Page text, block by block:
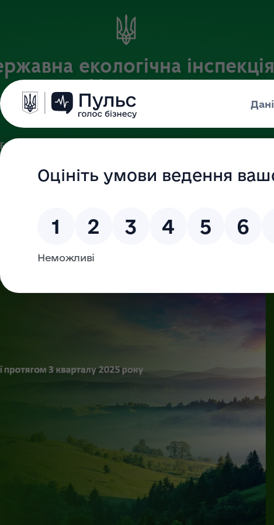
екологічна інспекція
України
Офіційний веб-портал Державної екологічної інспекції України
запитів на
України «Про доступ до
квартал 2025 року